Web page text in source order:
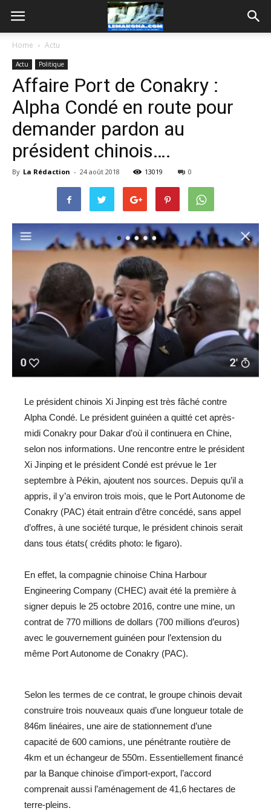
Home Actu
Actu Politique
Affaire Port de Conakry :
Alpha Condé en route pour
demander pardon au
président chinois….
By La Rédaction - 24 août 2018 13019 0
Le président chinois Xi Jinping est très fâché contre
Alpha Condé. Le président guinéen a quitté cet après-
midi Conakry pour Dakar d’où il continuera en Chine,
selon nos informations. Une rencontre entre le président
Xi Jinping et le président Condé est prévue le 1er
septembre à Pékin, ajoutent nos sources. Depuis qu’il a
appris, il y’a environ trois mois, que le Port Autonome de
Conakry (PAC) était entrain d’être concédé, sans appel
d’offres, à une société turque, le président chinois serait
dans tous états( crédits photo: le figaro).
En effet, la compagnie chinoise China Harbour
Engineering Company (CHEC) avait été la première à
signer depuis le 25 octobre 2016, contre une mine, un
contrat de 770 millions de dollars (700 millions d’euros)
avec le gouvernement guinéen pour l’extension du
même Port Autonome de Conakry (PAC).
Selon les termes de ce contrat, le groupe chinois devait
construire trois nouveaux quais d’une longueur totale de
846m linéaires, une aire de stationnement d’une
capacité de 600 camions, une pénétrante routière de
4km et un échangeur de 550m. Essentiellement financé
par la Banque chinoise d’import-export, l’accord
comprenait aussi l’aménagement de 41,6 hectares de
terre-pleins.